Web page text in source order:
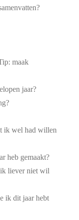
maak
jaar?
ik wel had willen
heb gemaakt?
liever niet wil
ik dit jaar hebt